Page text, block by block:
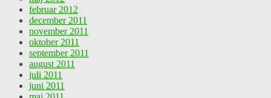
februar 2012
december 2011
november 2011
oktober 2011
september 2011
august 2011
juli 2011
juni 2011